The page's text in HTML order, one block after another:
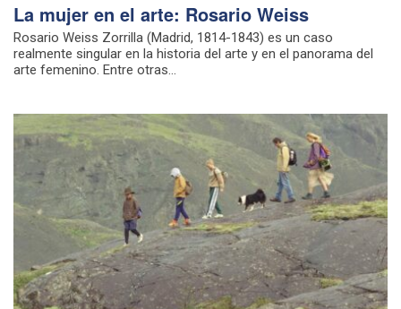
La mujer en el arte: Rosario Weiss
Rosario Weiss Zorrilla (Madrid, 1814-1843) es un caso
realmente singular en la historia del arte y en el panorama del
arte femenino. Entre otras...